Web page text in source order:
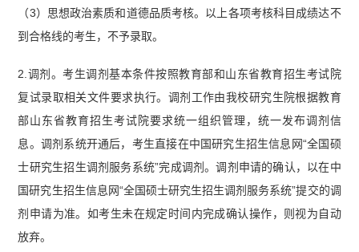
（3）思想政治素质和道德品质考核。以上各项考核科目成绩达不
到合格线的考生，不予录取。
2.调剂。考生调剂基本条件按照教育部和山东省教育招生考试院
复试录取相关文件要求执行。调剂工作由我校研究生院根据教育
部山东省教育招生考试院要求统一组织管理，统一发布调剂信
息。调剂系统开通后，考生直接在中国研究生招生信息网“全国硕
士研究生招生调剂服务系统”完成调剂。调剂申请的确认，以在中
国研究生招生信息网“全国硕士研究生招生调剂服务系统”提交的调
剂申请为准。如考生未在规定时间内完成确认操作，则视为自动
放弃。